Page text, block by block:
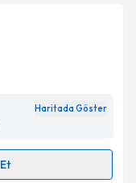
belirtilen
Haritada Göster